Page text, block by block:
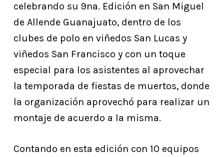
celebrando su 9na. Edición en San Miguel
de Allende Guanajuato, dentro de los
clubes de polo en viñedos San Lucas y
viñedos San Francisco y con un toque
especial para los asistentes al aprovechar
la temporada de fiestas de muertos, donde
la organización aprovechó para realizar un
montaje de acuerdo a la misma.
Contando en esta edición con 10 equipos